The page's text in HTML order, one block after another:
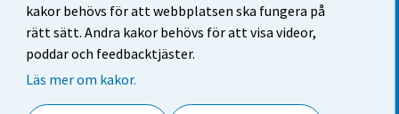
kakor behövs för att webbplatsen ska fungera på
rätt sätt. Andra kakor behövs för att visa videor,
poddar och feedbacktjäster.
Läs mer om kakor.
Dataskydd
Tillgänglighet